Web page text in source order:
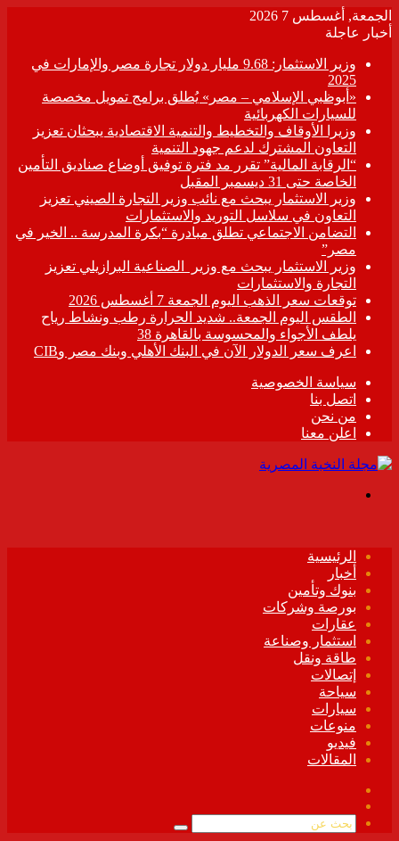
الجمعة, أغسطس 7 2026
أخبار عاجلة
وزير الاستثمار: 9.68 مليار دولار تجارة مصر والإمارات في
2025
«أبوظبي الإسلامي – مصر» يُطلق برامج تمويل مخصصة
للسيارات الكهربائية
وزيرا الأوقاف والتخطيط والتنمية الاقتصادية يبحثان تعزيز
التعاون المشترك لدعم جهود التنمية
“الرقابة المالية” تقرر مد فترة توفيق أوضاع صناديق التأمين
الخاصة حتى 31 ديسمبر المقبل
وزير الاستثمار يبحث مع نائب وزير التجارة الصيني تعزيز
التعاون في سلاسل التوريد والاستثمارات
التضامن الاجتماعي تطلق مبادرة “بكرة المدرسة .. الخير في
مصر”
وزير الاستثمار يبحث مع وزير الصناعية البرازيلي تعزيز
التجارة والاستثمارات
توقعات سعر الذهب اليوم الجمعة 7 أغسطس 2026
الطقس اليوم الجمعة.. شديد الحرارة رطب ونشاط رياح
يلطف الأجواء والمحسوسة بالقاهرة 38
اعرف سعر الدولار الآن في البنك الأهلي وبنك مصر وCIB
سياسة الخصوصية
اتصل بنا
من نحن
اعلن معنا
الرئيسية
أخبار
بنوك وتأمين
بورصة وشركات
عقارات
استثمار وصناعة
طاقة ونقل
إتصالات
سياحة
سيارات
منوعات
فيديو
المقالات
الموقع
بحث